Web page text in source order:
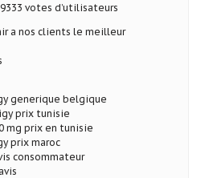
votes d’utilisateurs
a nos clients le meilleur
generique belgique
prix tunisie
mg prix en tunisie
prix maroc
consommateur